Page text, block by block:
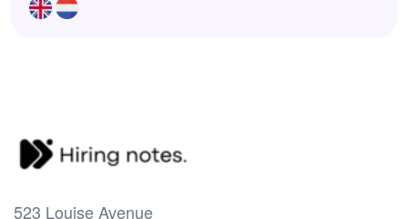
523 Louise Avenue